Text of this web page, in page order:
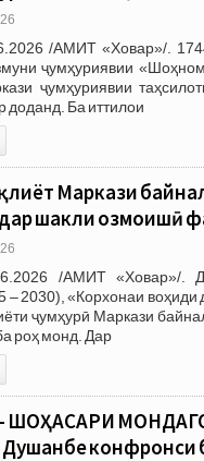
/АМИТ «Ховар»/.
ҷумҳуриявии
ҷумҳуриявии
доданд. Ба иттилои
Маркази
шакли озмоишӣ
/АМИТ «Ховар»/.
– 2030), «Корхонаи
ҷумҳурӣ Маркази
роҳ монд. Дар
ШОҲАСАРИ
конфронси